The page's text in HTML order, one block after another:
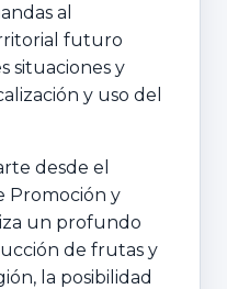
al
futuro
situaciones y
y uso del
desde el
Promoción y
un profundo
de frutas y
la posibilidad